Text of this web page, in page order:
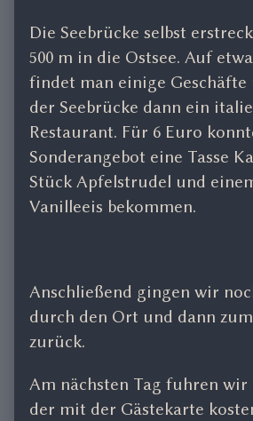
Die Seebrücke selbst
500 m in die Ostsee. Auf
findet man einige Geschäfte
der Seebrücke dann ein
Restaurant. Für 6 Euro
Sonderangebot eine Tasse
Stück Apfelstrudel und
Vanilleeis bekommen.
Anschließend gingen wir
durch den Ort und dann
zurück.
Am nächsten Tag fuhren wir
der mit der Gästekarte